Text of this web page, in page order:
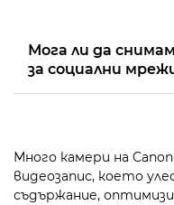
Мога ли да
за социални
Много камери на
видеозапис, което
съдържание,